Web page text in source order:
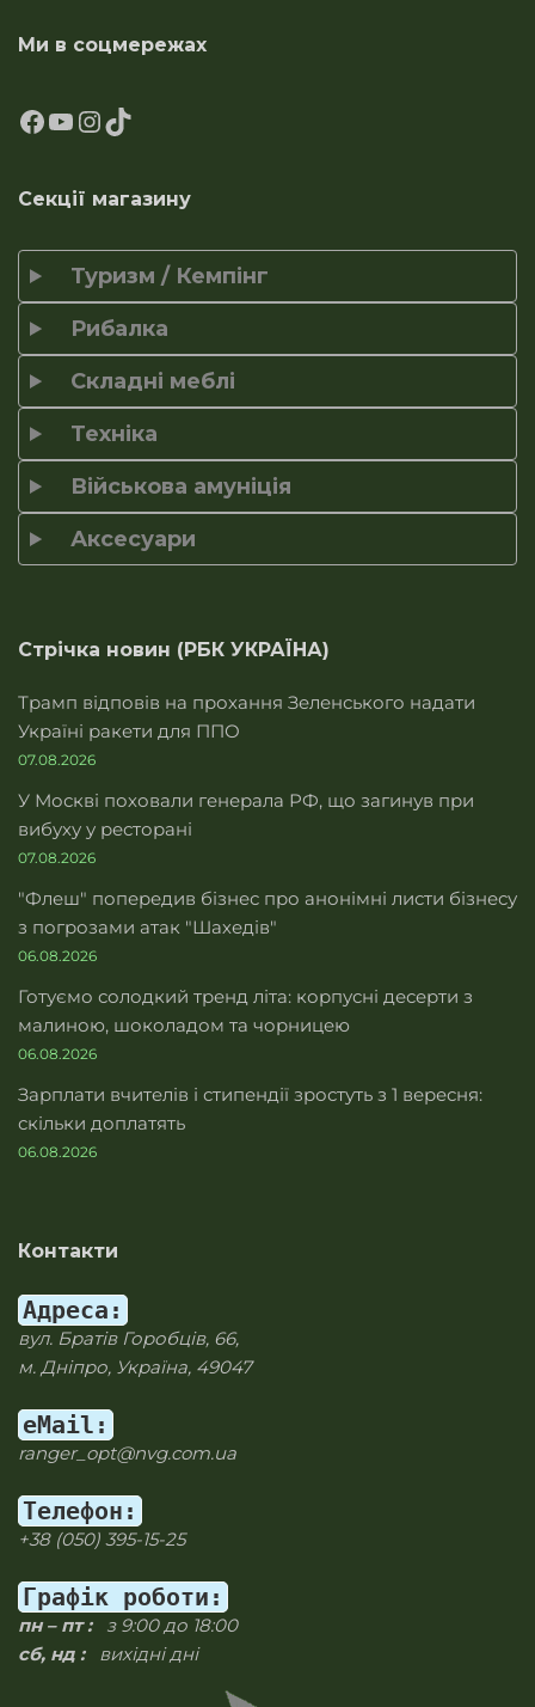
Ми в соцмережах
Секції магазину
Туризм / Кемпінг
Рибалка
Складні меблі
Техніка
Військова амуніція
Аксесуари
Стрічка новин (РБК УКРАЇНА)
Трамп відповів на прохання Зеленського надати
Україні ракети для ППО
07.08.2026
У Москві поховали генерала РФ, що загинув при
вибуху у ресторані
07.08.2026
"Флеш" попередив бізнес про анонімні листи бізнесу
з погрозами атак "Шахедів"
06.08.2026
Готуємо солодкий тренд літа: корпусні десерти з
малиною, шоколадом та чорницею
06.08.2026
Зарплати вчителів і стипендії зростуть з 1 вересня:
скільки доплатять
06.08.2026
Контакти
Адреса:
вул. Братів Горобців, 66,
м. Дніпро, Україна, 49047
eMail:
ranger_opt@nvg.com.ua
Телефон:
+38 (050) 395-15-25
Графік роботи:
пн – пт :з 9:00 до 18:00
сб, нд :вихідні дні